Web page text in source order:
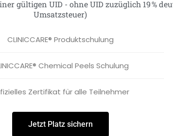
gültigen UID - ohne UID zuzüglich 19 %
Umsatzsteuer)
CLINICCARE® Produktschulung
Chemical Peels Schulung
Zertifikat für alle Teilnehmer
Jetzt Platz sichern